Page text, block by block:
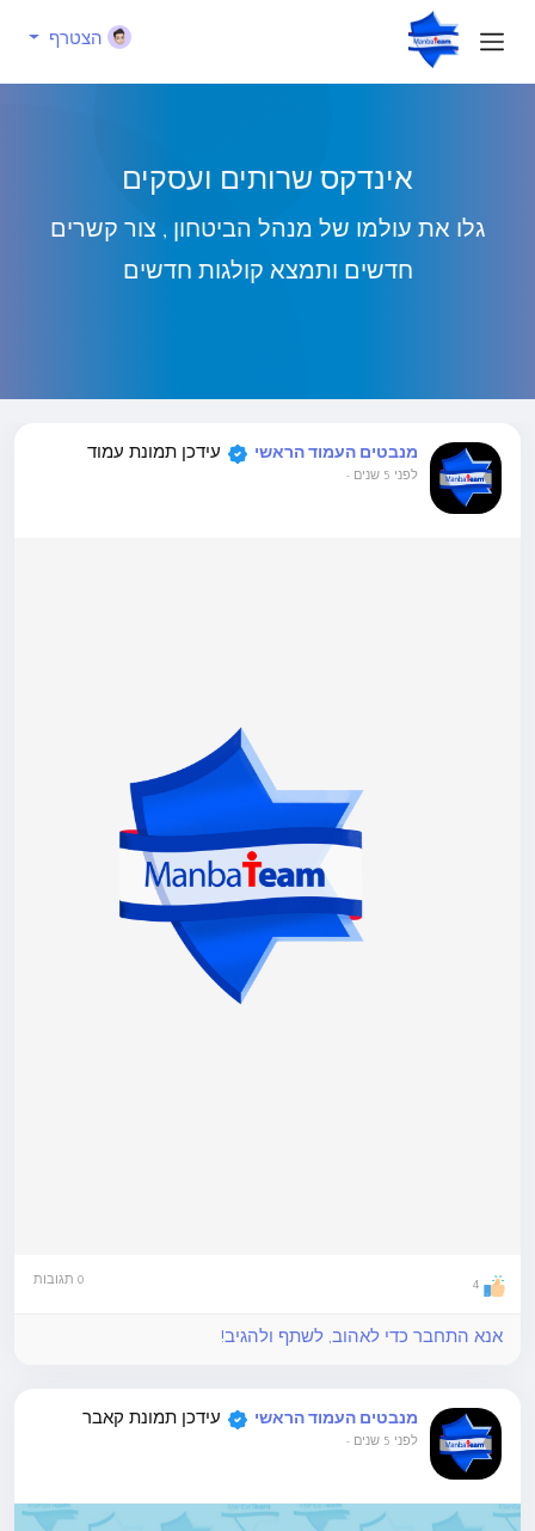
הצטרף
אינדקס שרותים ועסקים
גלו את עולמו של מנהל הביטחון , צור קשרים
חדשים ותמצא קולגות חדשים
מנבטים העמוד הראשי עידכן תמונת עמוד
לפני 5 שנים -
4
אנא התחבר כדי לאהוב, לשתף ולהגיב!
מנבטים העמוד הראשי עידכן תמונת קאבר
לפני 5 שנים -